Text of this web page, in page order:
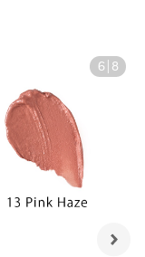
6 8